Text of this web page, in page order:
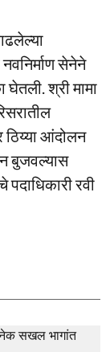
नवनिर्माण सेनेने
श्री मामा
ठिय्या आंदोलन
बुजवल्यास
रवी